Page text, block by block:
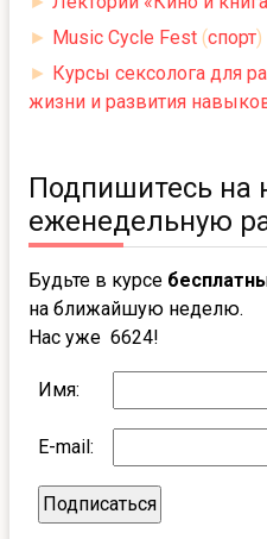
► Music Cycle Fest (спорт)
► Курсы сексолога для
жизни и развития
Подпишитесь на
еженедельную
Будьте в курсе
на ближайшую неделю.
Нас уже 6624!
Имя:
E-mail: